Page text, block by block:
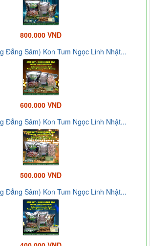
800.000 VND
Đẳng Sâm) Kon Tum Ngọc Linh Nhật...
600.000 VND
Đẳng Sâm) Kon Tum Ngọc Linh Nhật...
500.000 VND
Đẳng Sâm) Kon Tum Ngọc Linh Nhật...